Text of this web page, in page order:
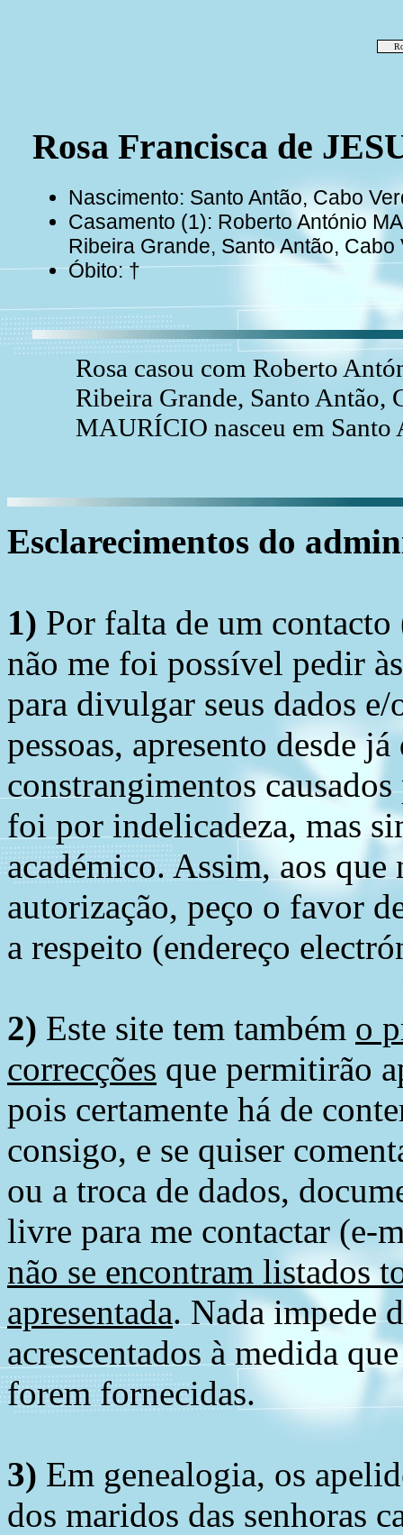
Rosa Francisca de
Nascimento: Santo Antão, Cabo
Casamento (1): Roberto António
Ribeira Grande, Santo Antão, Cabo
Óbito: †
Rosa casou com Roberto
Ribeira Grande, Santo Antão,
MAURÍCIO nasceu em Santo
Esclarecimentos do
1) Por falta de um
não me foi possível pedir
para divulgar seus dados
pessoas, apresento desde
constrangimentos
foi por indelicadeza, mas
académico. Assim, aos
autorização, peço o favor
a respeito (endereço
2) Este site tem também o
correcções que permitirão
pois certamente há de
consigo, e se quiser
ou a troca de dados,
livre para me contactar (e-
não se encontram listados
apresentada. Nada impede
acrescentados à medida
forem fornecidas.
3) Em genealogia, os
dos maridos das senhoras